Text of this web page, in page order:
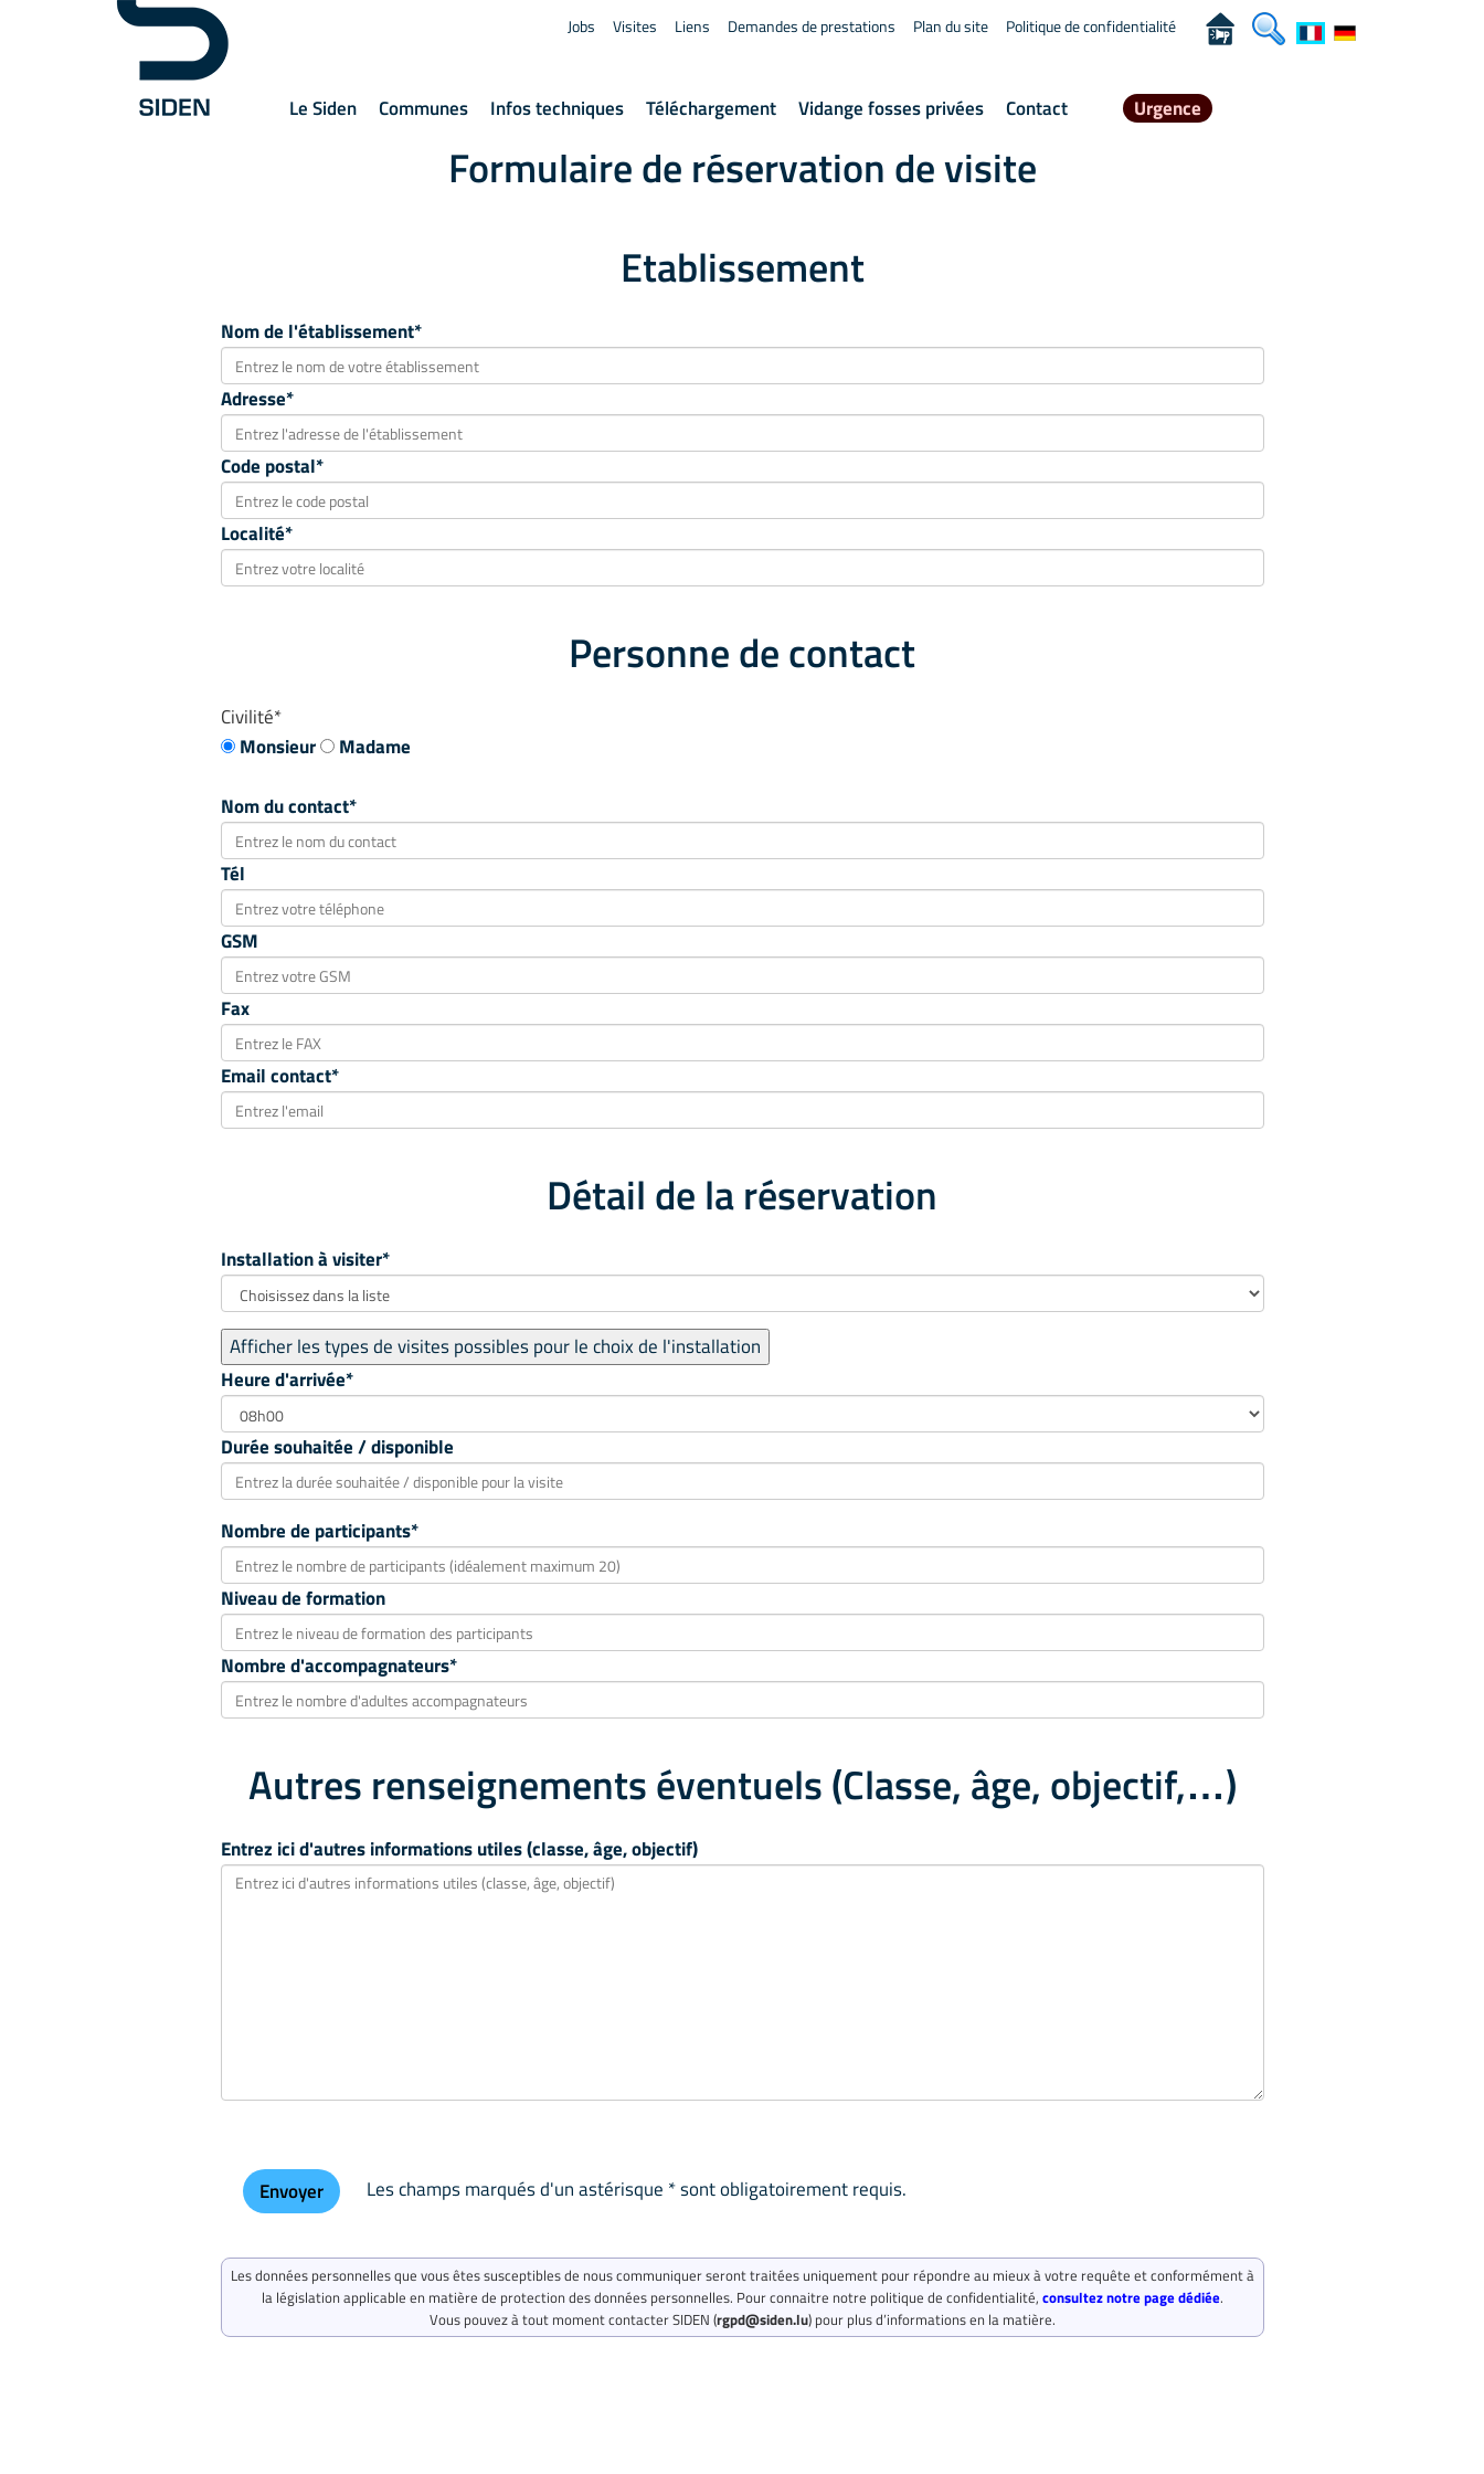
Le Siden Communes Infos techniques Téléchargement Vidange fosses privées Contact Urgence
Jobs Visites Liens Demandes de prestations Plan du site Politique de confidentialité
Formulaire de réservation de visite
Etablissement
Nom de l'établissement*
Adresse*
Code postal*
Localité*
Personne de contact
Civilité*
Monsieur
Madame
Nom du contact*
Tél
GSM
Fax
Email contact*
Détail de la réservation
Installation à visiter*
Heure d'arrivée*
Durée souhaitée / disponible
Nombre de participants*
Niveau de formation
Nombre d'accompagnateurs*
Autres renseignements éventuels (Classe, âge, objectif,…)
Entrez ici d'autres informations utiles (classe, âge, objectif)
Les champs marqués d'un astérisque * sont obligatoirement requis.
Les données personnelles que vous êtes susceptibles de nous communiquer seront traitées uniquement pour répondre au mieux à votre requête et conformément à
la législation applicable en matière de protection des données personnelles. Pour connaitre notre politique de confidentialité, consultez notre page dédiée.
Vous pouvez à tout moment contacter SIDEN (rgpd@siden.lu) pour plus d’informations en la matière.